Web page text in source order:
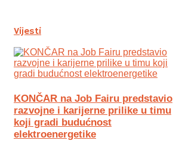
Vijesti
KONČAR na Job Fairu predstavio
razvojne i karijerne prilike u timu
koji gradi budućnost
elektroenergetike